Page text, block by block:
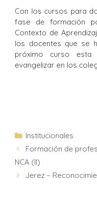
Con los cursos para
fase de formación
Contexto de
los docentes que se
próximo curso
evangelizar en los
Institucionales
Formación de
NCA (II)
Jerez –